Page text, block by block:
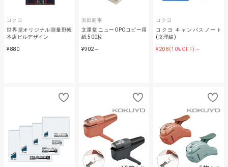
コクヨ
世界堂オリジナル測量野帳
本店ビルデザイン
¥880
浜田商事
文運堂 ニューOPCコピー用
紙 500枚
¥902～
コクヨ
コクヨ キャンパスノート
(文理線)
¥208(10%OFF)～